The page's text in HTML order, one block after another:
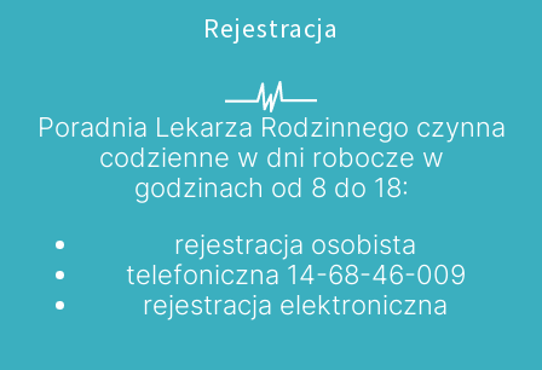
Rejestracja
Poradnia Lekarza Rodzinnego czynna
codzienne w dni robocze w
godzinach od 8 do 18:
rejestracja osobista
telefoniczna 14-68-46-009
rejestracja elektroniczna